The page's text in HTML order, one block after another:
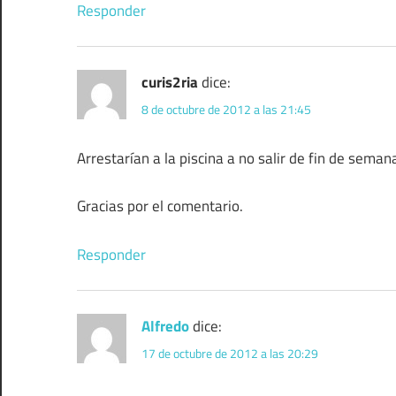
Responder
curis2riadice:
8 de octubre de 2012 a las 21:45
Arrestarían a la piscina a no salir de fin de
Gracias por el comentario.
Responder
Alfredodice:
17 de octubre de 2012 a las 20:29